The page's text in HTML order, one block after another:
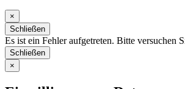
×
Schließen
Es ist ein Fehler aufgetreten. Bitte versuchen
Schließen
×